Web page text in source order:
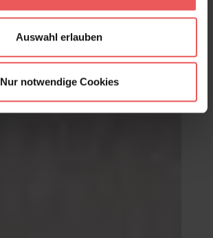
Auswahl erlauben
Nur notwendige Cookies